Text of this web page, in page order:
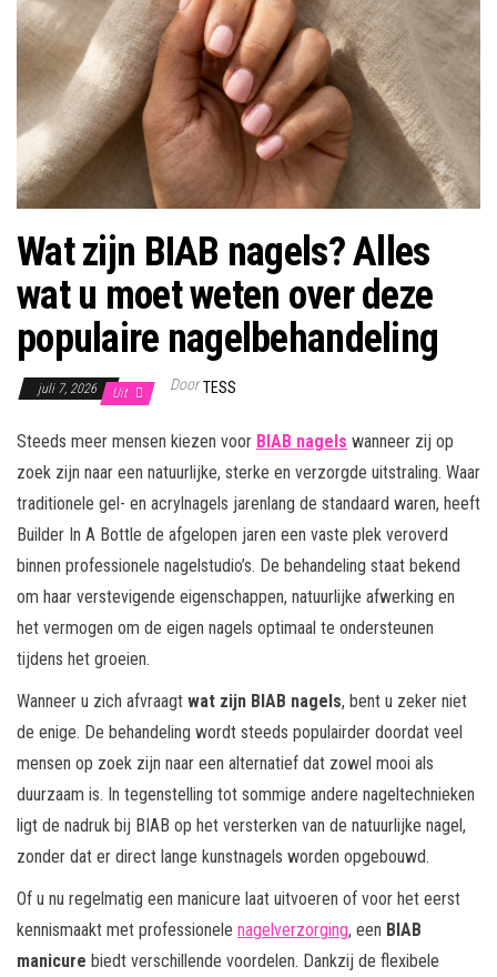
Wat zijn BIAB nagels? Alles
wat u moet weten over deze
populaire nagelbehandeling
juli 7, 2026 Uit Door TESS
Steeds meer mensen kiezen voor BIAB nagels wanneer zij op
zoek zijn naar een natuurlijke, sterke en verzorgde uitstraling. Waar
traditionele gel- en acrylnagels jarenlang de standaard waren, heeft
Builder In A Bottle de afgelopen jaren een vaste plek veroverd
binnen professionele nagelstudio’s. De behandeling staat bekend
om haar verstevigende eigenschappen, natuurlijke afwerking en
het vermogen om de eigen nagels optimaal te ondersteunen
tijdens het groeien.
Wanneer u zich afvraagt wat zijn BIAB nagels, bent u zeker niet
de enige. De behandeling wordt steeds populairder doordat veel
mensen op zoek zijn naar een alternatief dat zowel mooi als
duurzaam is. In tegenstelling tot sommige andere nageltechnieken
ligt de nadruk bij BIAB op het versterken van de natuurlijke nagel,
zonder dat er direct lange kunstnagels worden opgebouwd.
Of u nu regelmatig een manicure laat uitvoeren of voor het eerst
kennismaakt met professionele nagelverzorging, een BIAB
manicure biedt verschillende voordelen. Dankzij de flexibele